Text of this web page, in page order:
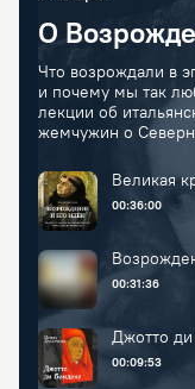
О
Что возрождали в
и почему мы так
лекции об
жемчужин о
Великая
изменил
00:36:00
00:31:36
Джотто
00:09:53